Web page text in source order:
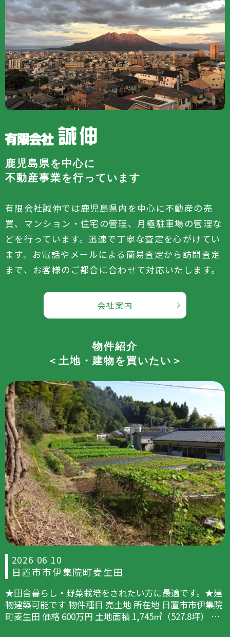
鹿児島県を中心に
不動産事業を行っています
有限会社誠伸では鹿児島県内を中心に不動産の売
買、マンション・住宅の管理、月極駐車場の管理な
どを行っています。迅速で丁寧な査定を心がけてい
ます。お電話やメールによる簡易査定から訪問査定
まで、お客様のご都合に合わせて対応いたします。
会社案内
物件紹介
＜土地・建物を買いたい＞
2026 06 10
日置市市伊集院町麦生田
★田舎暮らし・野菜栽培をされたい方に最適です。★建
物建築可能です 物件種目 売土地 所在地 日置市市伊集院
町麦生田 価格 600万円 土地面積 1,745㎡（527.8坪） …